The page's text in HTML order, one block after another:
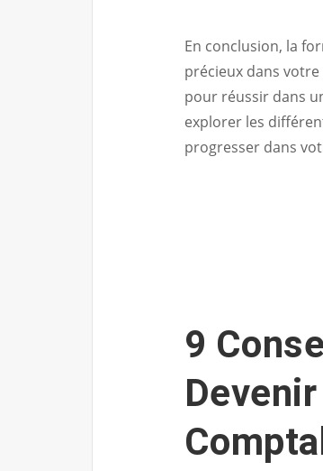
En conclusion, la
précieux dans
pour réussir dans
explorer les
progresser dans
9